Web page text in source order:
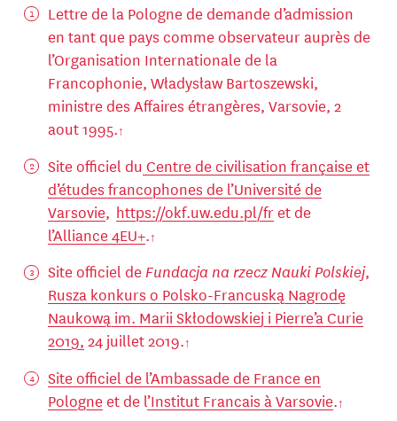
Lettre de la Pologne de demande d’admission
en tant que pays comme observateur auprès de
l’Organisation Internationale de la
Francophonie, Władysław Bartoszewski,
ministre des Affaires étrangères, Varsovie, 2
aout 1995.
Site officiel du Centre de civilisation française et
d’études francophones de l’Université de
Varsovie, https://okf.uw.edu.pl/fr et de
l’Alliance 4EU+.
Site officiel deFundacja na rzecz Nauki Polskiej,
Rusza konkurs o Polsko-Francuską Nagrodę
Naukową im. Marii Skłodowskiej i Pierre’a Curie
2019, 24 juillet 2019.
Site officiel de l’Ambassade de France en
Pologneet de l’Institut Francais à Varsovie.